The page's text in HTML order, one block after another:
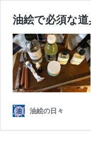
油絵で必須な
油絵の日々